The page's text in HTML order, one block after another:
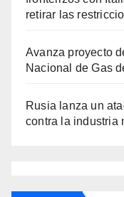
retirar las
Avanza proyecto
Nacional de Gas
Rusia lanza un
contra la industria